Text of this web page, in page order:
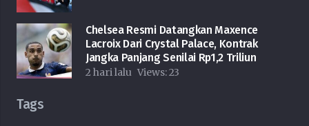
Chelsea Resmi Datangkan Maxence
Lacroix Dari Crystal Palace, Kontrak
Jangka Panjang Senilai Rp1,2 Triliun
2 hari lalu Views:23
Tags